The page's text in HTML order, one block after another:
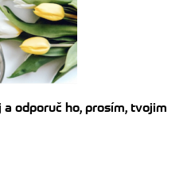
odporuč ho, prosím, tvojim